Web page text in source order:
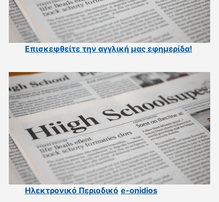
Επισκεφθείτε την αγγλική μας εφημερίδα!
Ηλεκτρονικό Περιοδικό e-onidios